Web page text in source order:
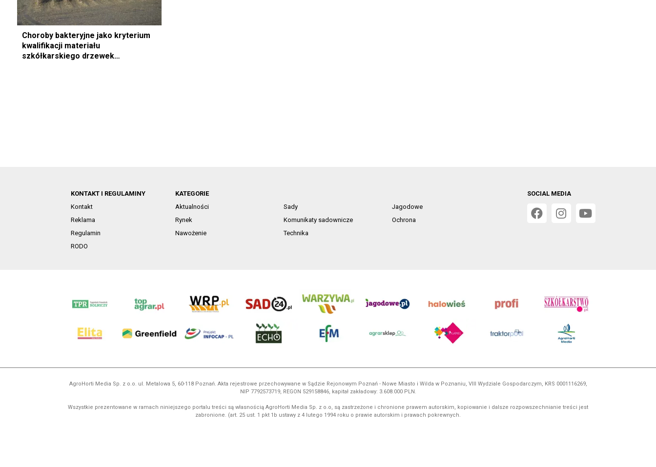
Choroby bakteryjne jako kryterium
kwalifikacji materiału
szkółkarskiego drzewek
KONTAKT I REGULAMINY
Kontakt
Reklama
Regulamin
RODO
KATEGORIE
Aktualności
Sady
Jagodowe
Rynek
Komunikaty sadownicze
Ochrona
Nawożenie
Technika
SOCIAL MEDIA
AgroHorti Media Sp. z o.o. ul. Metalowa 5, 60-118 Poznań. Akta rejestrowe przechowywane w Sądzie Rejonowym Poznań - Nowe Miasto i Wilda w Poznaniu, VIII Wydziale Gospodarczym, KRS 0001116269,
NIP 7792573719, REGON 529158846, kapitał zakładowy: 3.608.000 PLN.
Wszystkie prezentowane w ramach niniejszego portalu treści są własnością AgroHorti Media Sp. z o.o, są zastrzeżone i chronione prawem autorskim, kopiowanie i dalsze rozpowszechnianie treści jest
zabronione. (art. 25 ust. 1 pkt 1b ustawy z 4 lutego 1994 roku o prawie autorskim i prawach pokrewnych.